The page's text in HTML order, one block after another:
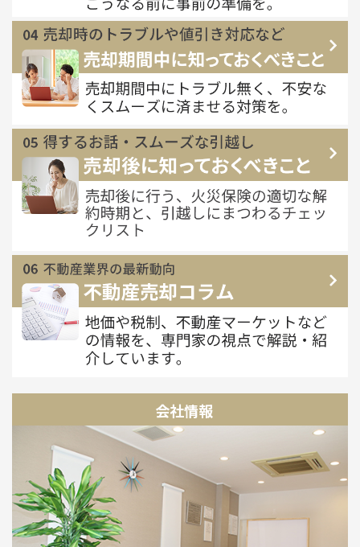
会社情報